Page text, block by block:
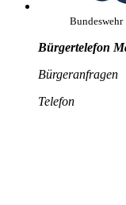
Bundeswehr
Bürgertelefon
Bürgeranfragen
Telefon